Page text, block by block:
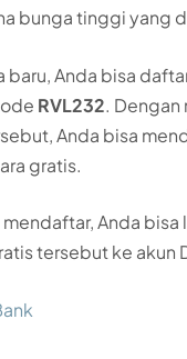
bunga tinggi yang
baru, Anda bisa
RVL232. Dengan
Anda bisa
gratis.
Anda bisa
tersebut ke akun